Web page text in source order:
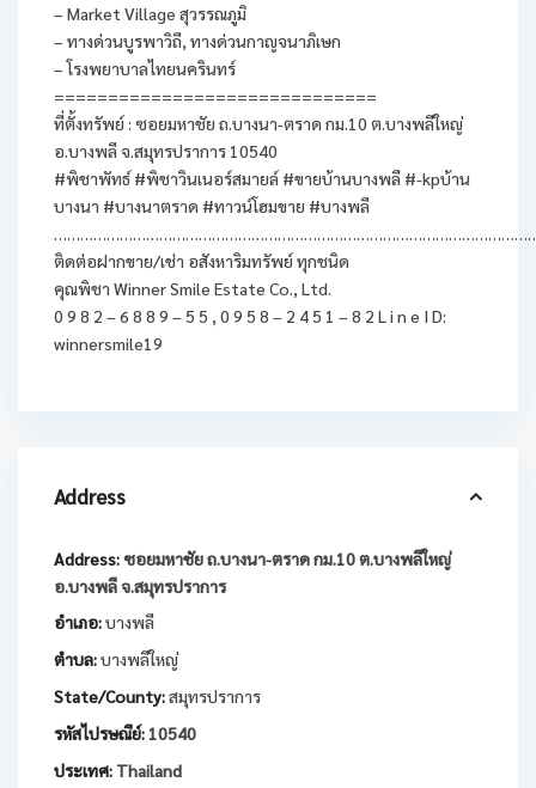
– Market Village สุวรรณภูมิ
– ทางด่วนบูรพาวิถี, ทางด่วนกาญจนาภิเษก
– โรงพยาบาลไทยนครินทร์
==============================
ที่ตั้งทรัพย์ : ซอยมหาชัย ถ.บางนา-ตราด กม.10 ต.บางพลีใหญ่
อ.บางพลี จ.สมุทรปราการ 10540
#พิชาพัทธ์ #พิชาวินเนอร์สมายล์ #ขายบ้านบางพลี #-kpบ้าน
บางนา #บางนาตราด #ทาวน์โฮมขาย #บางพลี
ติดต่อฝากขาย/เช่า อสังหาริมทรัพย์ ทุกชนิด
คุณพิชา Winner Smile Estate Co., Ltd.
0 9 8 2 – 6 8 8 9 – 5 5 , 0 9 5 8 – 2 4 5 1 – 8 2 L i n e I D:
winnersmile19
Address
Address:ซอยมหาชัย ถ.บางนา-ตราด กม.10 ต.บางพลีใหญ่
อ.บางพลี จ.สมุทรปราการ
อำเภอ:บางพลี
ตำบล:บางพลีใหญ่
State/County:สมุทรปราการ
รหัสไปรษณีย์: 10540
ประเทศ: Thailand